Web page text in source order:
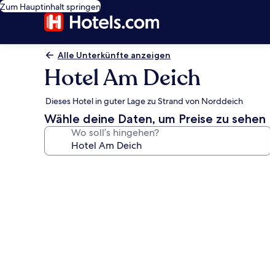
Zum Hauptinhalt springen
Alle Unterkünfte anzeigen
Hotel Am Deich
Dieses Hotel in guter Lage zu Strand von Norddeich
Wähle deine Daten, um Preise zu sehen
Wo soll’s hingehen?